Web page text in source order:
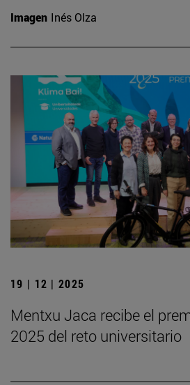
Imagen Inés Olza
19 | 12 | 2025
Mentxu Jaca recibe el
2025 del reto universitario